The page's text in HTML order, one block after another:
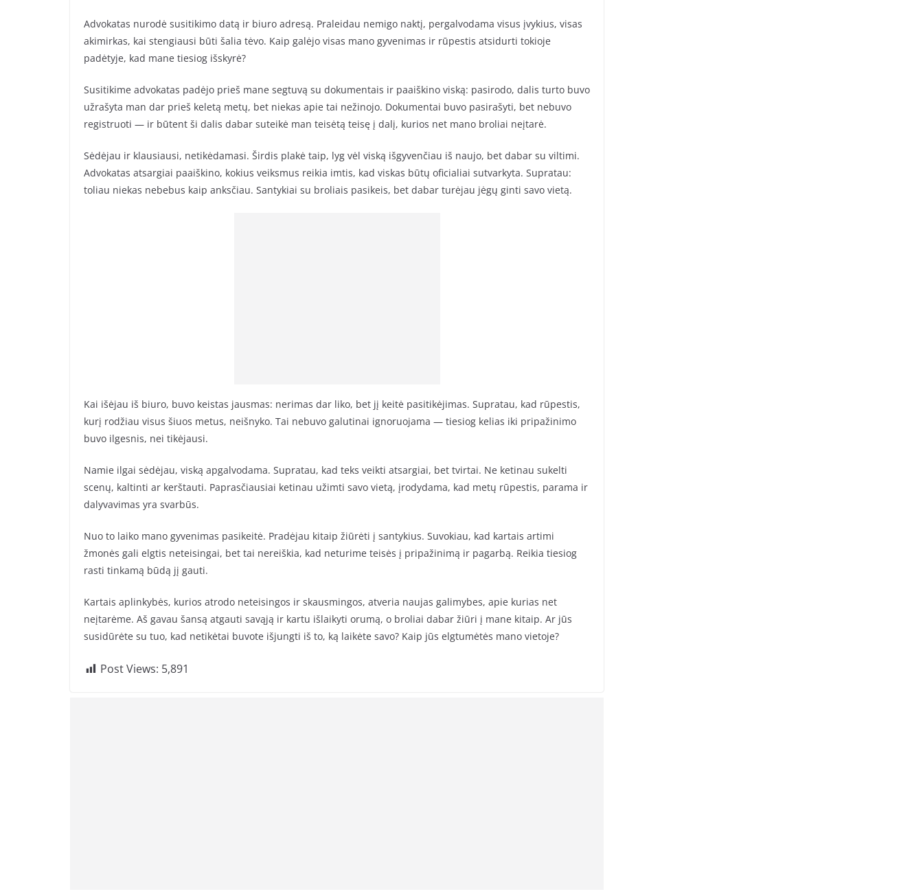
Advokatas nurodė susitikimo datą ir biuro adresą. Praleidau nemigo naktį, pergalvodama visus įvykius, visas
akimirkas, kai stengiausi būti šalia tėvo. Kaip galėjo visas mano gyvenimas ir rūpestis atsidurti tokioje
padėtyje, kad mane tiesiog išskyrė?
Susitikime advokatas padėjo prieš mane segtuvą su dokumentais ir paaiškino viską: pasirodo, dalis turto buvo
užrašyta man dar prieš keletą metų, bet niekas apie tai nežinojo. Dokumentai buvo pasirašyti, bet nebuvo
registruoti — ir būtent ši dalis dabar suteikė man teisėtą teisę į dalį, kurios net mano broliai neįtarė.
Sėdėjau ir klausiausi, netikėdamasi. Širdis plakė taip, lyg vėl viską išgyvenčiau iš naujo, bet dabar su viltimi.
Advokatas atsargiai paaiškino, kokius veiksmus reikia imtis, kad viskas būtų oficialiai sutvarkyta. Supratau:
toliau niekas nebebus kaip anksčiau. Santykiai su broliais pasikeis, bet dabar turėjau jėgų ginti savo vietą.
Kai išėjau iš biuro, buvo keistas jausmas: nerimas dar liko, bet jį keitė pasitikėjimas. Supratau, kad rūpestis,
kurį rodžiau visus šiuos metus, neišnyko. Tai nebuvo galutinai ignoruojama — tiesiog kelias iki pripažinimo
buvo ilgesnis, nei tikėjausi.
Namie ilgai sėdėjau, viską apgalvodama. Supratau, kad teks veikti atsargiai, bet tvirtai. Ne ketinau sukelti
scenų, kaltinti ar kerštauti. Paprasčiausiai ketinau užimti savo vietą, įrodydama, kad metų rūpestis, parama ir
dalyvavimas yra svarbūs.
Nuo to laiko mano gyvenimas pasikeitė. Pradėjau kitaip žiūrėti į santykius. Suvokiau, kad kartais artimi
žmonės gali elgtis neteisingai, bet tai nereiškia, kad neturime teisės į pripažinimą ir pagarbą. Reikia tiesiog
rasti tinkamą būdą jį gauti.
Kartais aplinkybės, kurios atrodo neteisingos ir skausmingos, atveria naujas galimybes, apie kurias net
neįtarėme. Aš gavau šansą atgauti savąją ir kartu išlaikyti orumą, o broliai dabar žiūri į mane kitaip. Ar jūs
susidūrėte su tuo, kad netikėtai buvote išjungti iš to, ką laikėte savo? Kaip jūs elgtumėtės mano vietoje?
Post Views: 5,891